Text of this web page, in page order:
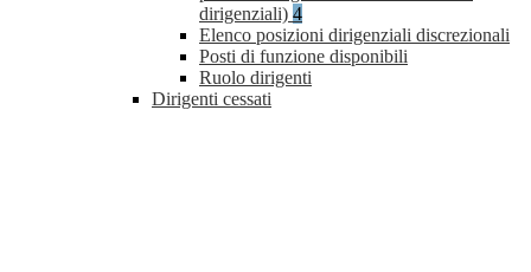
dirigenziali) 4
Elenco posizioni dirigenziali discrezionali
Posti di funzione disponibili
Ruolo dirigenti
Dirigenti cessati